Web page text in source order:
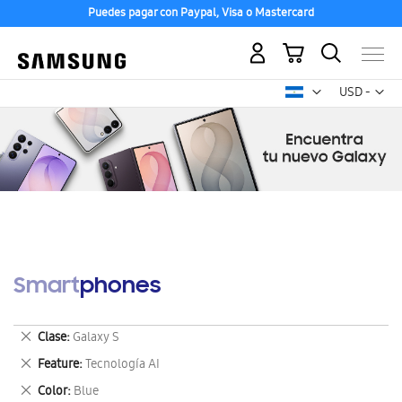
Puedes pagar con Paypal, Visa o Mastercard
USD -
dólar
Mi carrito
Smartphones
Clase Galaxy S
Eliminar
este
artículo
Feature Tecnología AI
Eliminar
este
Color Blue
Eliminar